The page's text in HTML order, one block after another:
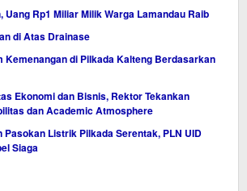
Uang Rp1 Miliar Milik Warga Lamandau Raib
di Atas Drainase
Kemenangan di Pilkada Kalteng Berdasarkan
Ekonomi dan Bisnis, Rektor Tekankan
dan Academic Atmosphere
Pasokan Listrik Pilkada Serentak, PLN UID
Siaga